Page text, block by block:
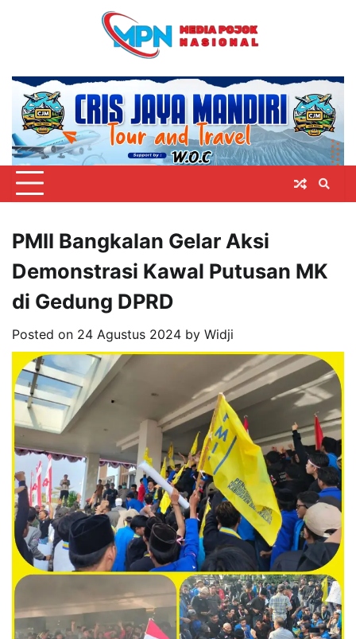
PMII Bangkalan Gelar Aksi
Demonstrasi Kawal Putusan MK
di Gedung DPRD
Posted on 24 Agustus 2024 by Widji